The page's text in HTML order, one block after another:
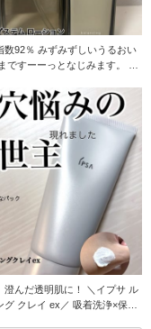
ずしいうるおい
ですーーっとなじみます。 ベ
澄んだ透明肌に！ ＼イプサ ル
イ ex／ 吸着洗浄×保湿